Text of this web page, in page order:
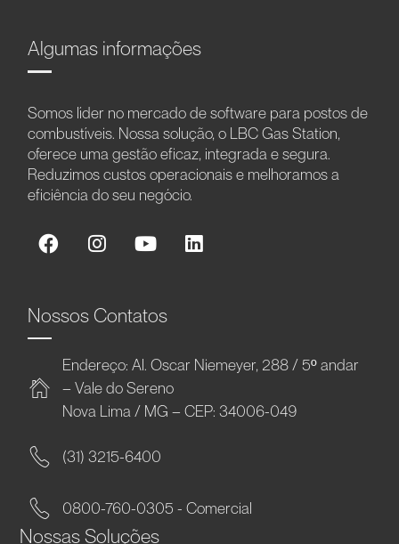
Algumas informações
Somos líder no mercado de software para postos de
combustíveis. Nossa solução, o LBC Gas Station,
oferece uma gestão eficaz, integrada e segura.
Reduzimos custos operacionais e melhoramos a
eficiência do seu negócio.
Nossos Contatos
Endereço: Al. Oscar Niemeyer, 288 / 5º andar
– Vale do Sereno
Nova Lima / MG – CEP: 34006-049
(31) 3215-6400
0800-760-0305 - Comercial
Nossas Soluções